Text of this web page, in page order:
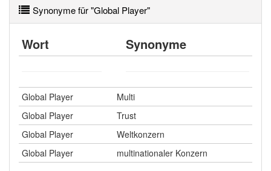
Synonyme für "Global Player"
Wort Synonyme
Global Player
Multi
Global Player
Trust
Global Player
Weltkonzern
Global Player
multinationaler Konzern